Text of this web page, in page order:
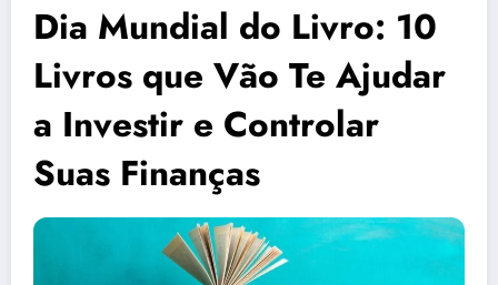
Dia Mundial do Livro: 10
Livros que Vão Te Ajudar
a Investir e Controlar
Suas Finanças